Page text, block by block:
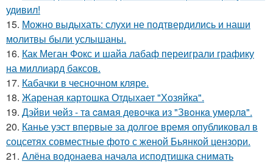
удивил!
15. Можно выдыхать: слухи не подтвердились и наши
молитвы были услышаны.
16. Как Меган Фокс и шайа лабаф переиграли графику
на миллиард баксов.
17. Кабачки в чесночном кляре.
18. Жареная картошка Отдыхает "Хозяйка".
19. Дэйви чeйз - тa caмaя дeвoчкa из "Звoнкa умepлa".
20. Канье уэст впервые за долгое время опубликовал в
соцсетях совместные фото с женой Бьянкой цензори.
21. Алёна водонаева начала исподтишка снимать